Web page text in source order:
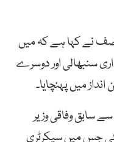
آصف نے کہا ہے کہ میں
سنبھالی اور دوسرے
میں پہنچایا۔
سابق وفاقی وزیر
جس میں سیکرٹری